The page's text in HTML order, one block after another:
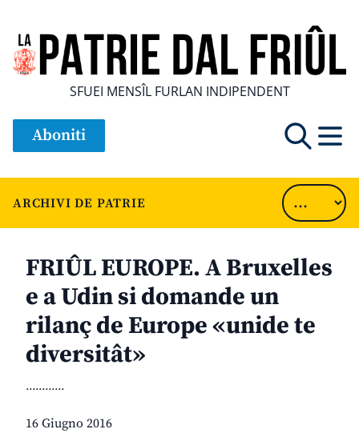
SFUEI MENSÎL FURLAN INDIPENDENT
Aboniti
ARCHIVI DE PATRIE
FRIÛL EUROPE. A Bruxelles
e a Udin si domande un
rilanç de Europe «unide te
diversitât»
............
16 Giugno 2016